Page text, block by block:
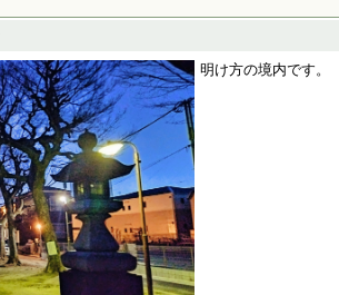
明け方の境内です。